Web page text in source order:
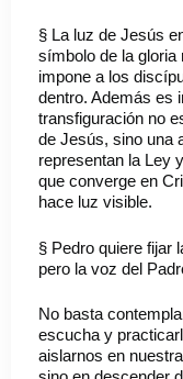
§ La luz de Jesús
símbolo de la gloria
impone a los
dentro. Además es
transfiguración no
de Jesús, sino una
representan la Ley
que converge en
hace luz visible.
§ Pedro quiere fijar
pero la voz del
No basta
escucha y
aislarnos en